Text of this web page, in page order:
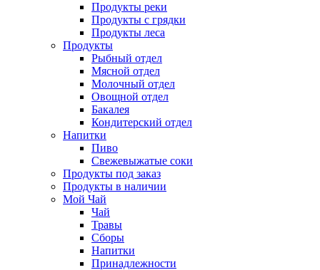
Продукты реки
Продукты с грядки
Продукты леса
Продукты
Рыбный отдел
Мясной отдел
Молочный отдел
Овощной отдел
Бакалея
Кондитерский отдел
Напитки
Пиво
Cвежевыжатые соки
Продукты под заказ
Продукты в наличии
Мой Чай
Чай
Травы
Сборы
Напитки
Принадлежности